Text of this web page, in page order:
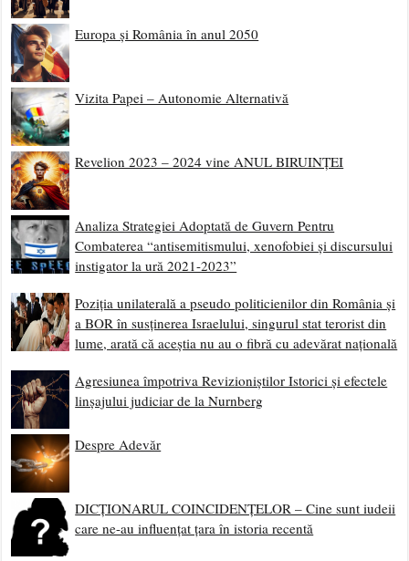
Europa și România în anul 2050
Vizita Papei – Autonomie Alternativă
Revelion 2023 – 2024 vine ANUL BIRUINȚEI
Analiza Strategiei Adoptată de Guvern Pentru
Combaterea “antisemitismului, xenofobiei și discursului
instigator la ură 2021-2023”
Poziția unilaterală a pseudo politicienilor din România și
a BOR în susținerea Israelului, singurul stat terorist din
lume, arată că aceștia nu au o fibră cu adevărat națională
Agresiunea împotriva Revizioniștilor Istorici și efectele
linșajului judiciar de la Nurnberg
Despre Adevăr
DICȚIONARUL COINCIDENȚELOR – Cine sunt iudeii
care ne-au influențat țara în istoria recentă